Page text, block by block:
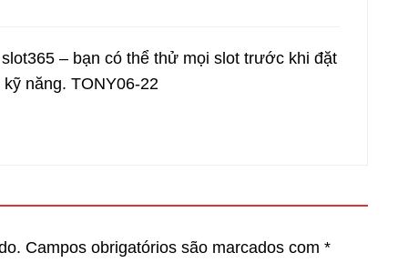
slot365 – bạn có thể thử mọi slot trước khi đặt
năng. TONY06-22
Campos obrigatórios são marcados com *